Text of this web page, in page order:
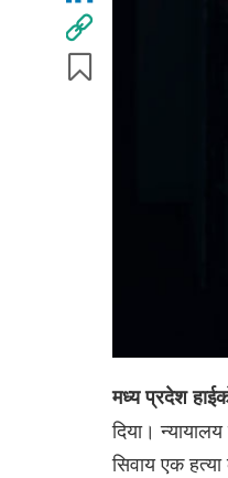
मध्य प्रदेश
दिया।
सिवाय एक